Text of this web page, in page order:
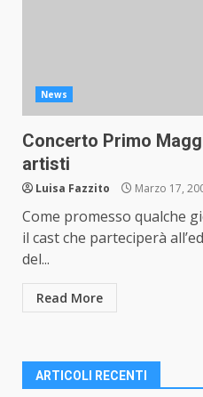
News
Concerto Primo
artisti
Luisa Fazzito Marzo 17,
Come promesso qualche
il cast che parteciperà
del...
Read More
ARTICOLI RECENTI